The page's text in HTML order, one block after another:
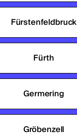
Fürstenfeldbruck
Fürth
Germering
Gröbenzell